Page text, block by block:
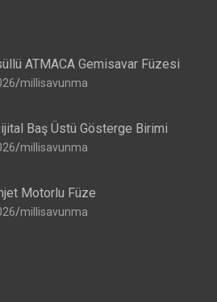
ATMACA Gemisavar Füzesi
millisavunma
Baş Üstü Gösterge Birimi
millisavunma
Motorlu Füze
millisavunma